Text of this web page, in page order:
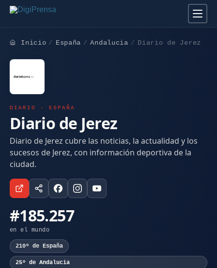
Inicio España Andalucia Diario de Jerez
DIARIO · ESPAÑA
Diario de Jerez
Diario de Jerez cubre las noticias, la actualidad y los
sucesos de Jerez, con información deportiva de la
ciudad.
#185.257
en el mundo
210º de España
25º de Andalucia